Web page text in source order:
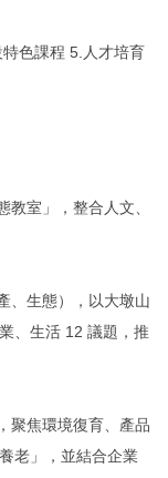
色課程 5.人才培育
室」，整合人文、
、生態），以大墩山
、生活 12 議題，推
聚焦環境復育、產品
老」，並結合企業